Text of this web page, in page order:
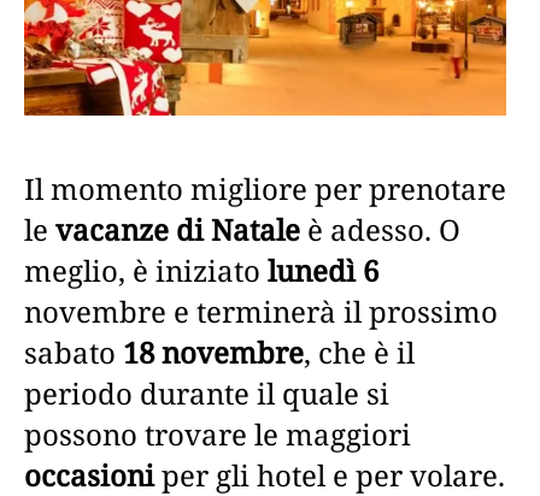
Il momento migliore per prenotare
le vacanze di Natale è adesso. O
meglio, è iniziato lunedì 6
novembre e terminerà il prossimo
sabato 18 novembre, che è il
periodo durante il quale si
possono trovare le maggiori
occasioniper gli hotel e per volare.